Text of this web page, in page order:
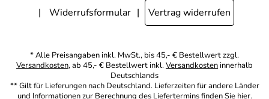
Widerrufsformular
Vertrag widerrufen
* Alle Preisangaben inkl. MwSt., bis 45,- € Bestellwert zzgl.
Versandkosten, ab 45,- € Bestellwert inkl.Versandkosten innerhalb
Deutschlands
** Gilt für Lieferungen nach Deutschland. Lieferzeiten für andere Länder
und Informationen zur Berechnung des Liefertermins finden Sie hier.